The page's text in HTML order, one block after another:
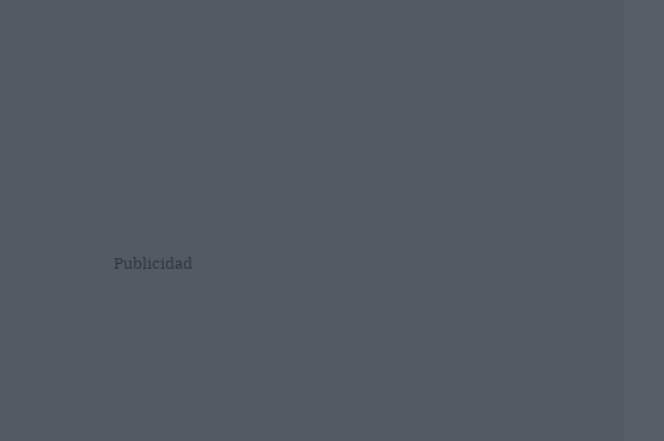
Publicidad